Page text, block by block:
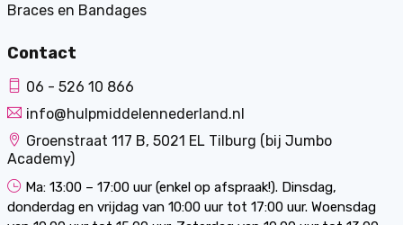
Braces en Bandages
Contact
06 - 526 10 866
info@hulpmiddelennederland.nl
Groenstraat 117 B, 5021 EL Tilburg (bij Jumbo
Academy)
Ma: 13:00 – 17:00 uur (enkel op afspraak!). Dinsdag,
donderdag en vrijdag van 10:00 uur tot 17:00 uur. Woensdag